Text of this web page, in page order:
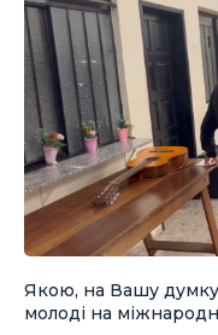
Якою, на Вашу
молоді на